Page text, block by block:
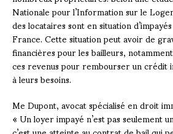
Nationale pour l’Information sur le
des locataires sont en situation
France. Cette situation peut avoir de
financières pour les bailleurs,
ces revenus pour rembourser un crédit
à leurs besoins.
Me Dupont, avocat spécialisé en droit
« Un loyer impayé n’est pas seulement